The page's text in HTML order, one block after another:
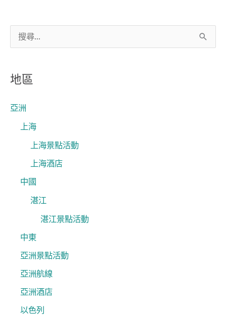
關
鍵
字
地區
亞洲
上海
上海景點活動
上海酒店
中國
湛江
湛江景點活動
中東
亞洲景點活動
亞洲航線
亞洲酒店
以色列
對